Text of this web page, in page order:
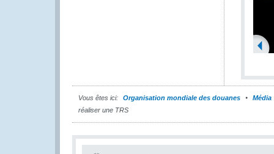
Vous êtes ici: Organisation mondiale des douanes
Média
réaliser une TRS